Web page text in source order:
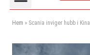
Hem » Scania inviger hubb i Kina